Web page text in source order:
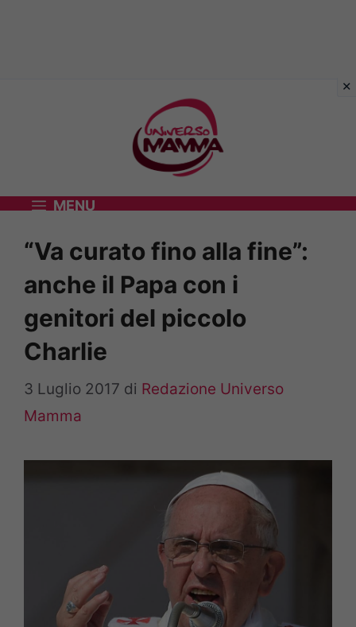
MENU
“Va curato fino alla fine”:
anche il Papa con i
genitori del piccolo
Charlie
3 Luglio 2017 di Redazione Universo
Mamma